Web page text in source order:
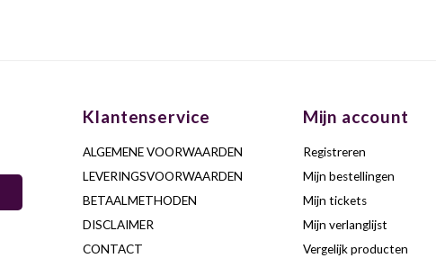
Klantenservice
ALGEMENE VOORWAARDEN
LEVERINGSVOORWAARDEN
BETAALMETHODEN
DISCLAIMER
CONTACT
Mijn account
Registreren
Mijn bestellingen
Mijn tickets
Mijn verlanglijst
Vergelijk producten